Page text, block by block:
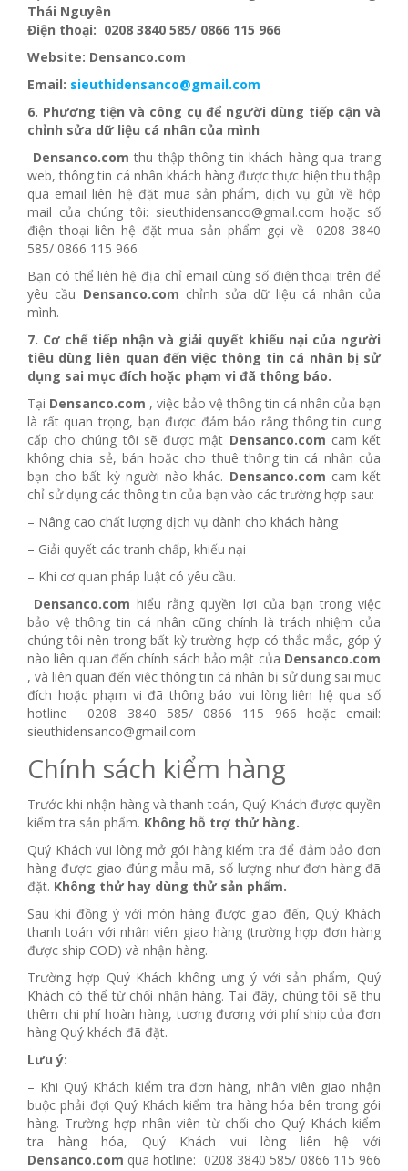
Thái Nguyên
Điện thoại: 0208 3840 585/ 0866 115 966
Website: Densanco.com
Email: sieuthidensanco@gmail.com
6. Phương tiện và công cụ để người dùng tiếp cận và
chỉnh sửa dữ liệu cá nhân của mình
Densanco.comthu thập thông tin khách hàng qua trang
web, thông tin cá nhân khách hàng được thực hiện thu thập
qua email liên hệ đặt mua sản phẩm, dịch vụ gửi về hộp
mail của chúng tôi: sieuthidensanco@gmail.com hoặc số
điện thoại liên hệ đặt mua sản phẩm gọi về 0208 3840
585/ 0866 115 966
Bạn có thể liên hệ địa chỉ email cùng số điện thoại trên để
yêu cầu Densanco.com chỉnh sửa dữ liệu cá nhân của
mình.
7. Cơ chế tiếp nhận và giải quyết khiếu nại của người
tiêu dùng liên quan đến việc thông tin cá nhân bị sử
dụng sai mục đích hoặc phạm vi đã thông báo.
Tại Densanco.com , việc bảo vệ thông tin cá nhân của bạn
là rất quan trọng, bạn được đảm bảo rằng thông tin cung
cấp cho chúng tôi sẽ được mật Densanco.com cam kết
không chia sẻ, bán hoặc cho thuê thông tin cá nhân của
bạn cho bất kỳ người nào khác. Densanco.com cam kết
chỉ sử dụng các thông tin của bạn vào các trường hợp sau:
– Nâng cao chất lượng dịch vụ dành cho khách hàng
– Giải quyết các tranh chấp, khiếu nại
– Khi cơ quan pháp luật có yêu cầu.
Densanco.comhiểu rằng quyền lợi của bạn trong việc
bảo vệ thông tin cá nhân cũng chính là trách nhiệm của
chúng tôi nên trong bất kỳ trường hợp có thắc mắc, góp ý
nào liên quan đến chính sách bảo mật của Densanco.com
, và liên quan đến việc thông tin cá nhân bị sử dụng sai mục
đích hoặc phạm vi đã thông báo vui lòng liên hệ qua số
hotline 0208 3840 585/ 0866 115 966 hoặc email:
sieuthidensanco@gmail.com
Chính sách kiểm hàng
Trước khi nhận hàng và thanh toán, Quý Khách được quyền
kiểm tra sản phẩm. Không hỗ trợ thử hàng.
Quý Khách vui lòng mở gói hàng kiểm tra để đảm bảo đơn
hàng được giao đúng mẫu mã, số lượng như đơn hàng đã
đặt. Không thử hay dùng thử sản phẩm.
Sau khi đồng ý với món hàng được giao đến, Quý Khách
thanh toán với nhân viên giao hàng (trường hợp đơn hàng
được ship COD) và nhận hàng.
Trường hợp Quý Khách không ưng ý với sản phẩm, Quý
Khách có thể từ chối nhận hàng. Tại đây, chúng tôi sẽ thu
thêm chi phí hoàn hàng, tương đương với phí ship của đơn
hàng Quý khách đã đặt.
Lưu ý:
– Khi Quý Khách kiểm tra đơn hàng, nhân viên giao nhận
buộc phải đợi Quý Khách kiểm tra hàng hóa bên trong gói
hàng. Trường hợp nhân viên từ chối cho Quý Khách kiểm
tra hàng hóa, Quý Khách vui lòng liên hệ với
Densanco.com qua hotline: 0208 3840 585/ 0866 115 966